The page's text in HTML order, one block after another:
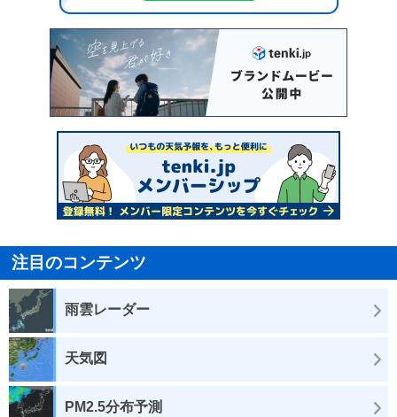
注目のコンテンツ
雨雲レーダー
天気図
PM2.5分布予測